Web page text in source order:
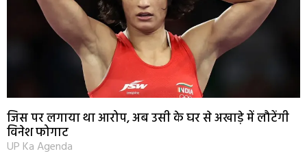
जिस पर लगाया था आरोप, अब उसी के घर से अखाड़े में लौटेंगी
विनेश फोगाट
UP Ka Agenda